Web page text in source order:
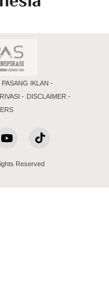
PASANG IKLAN
DISCLAIMER
Reserved